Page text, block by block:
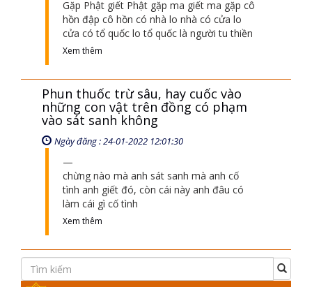
Gặp Phật giết Phật gặp ma giết ma gặp cô
hồn đập cô hồn có nhà lo nhà có cửa lo
cửa có tổ quốc lo tổ quốc là người tu thiền
Xem thêm
Phun thuốc trừ sâu, hay cuốc vào
những con vật trên đồng có phạm
vào sát sanh không
Ngày đăng : 24-01-2022 12:01:30
chừng nào mà anh sát sanh mà anh cố
tình anh giết đó, còn cái này anh đâu có
làm cái gì cố tình
Xem thêm